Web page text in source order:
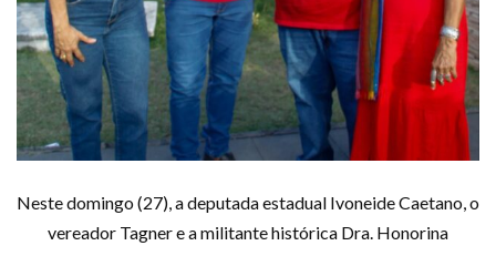
Neste domingo (27), a deputada estadual Ivoneide Caetano, o
vereador Tagner e a militante histórica Dra. Honorina